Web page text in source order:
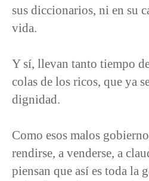
sus diccionarios, ni en su
vida.
Y sí, llevan tanto tiempo
colas de los ricos, que ya
dignidad.
Como esos malos
rendirse, a venderse, a
piensan que así es toda la